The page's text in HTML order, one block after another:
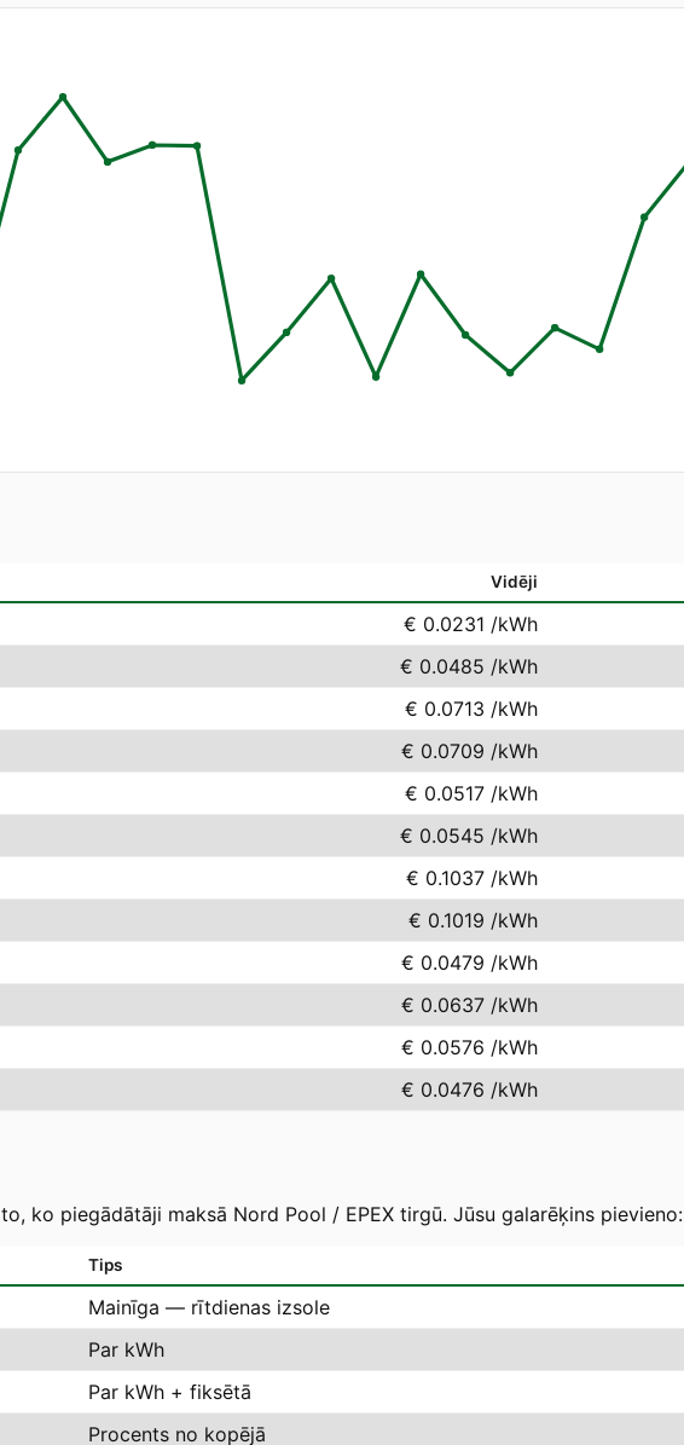
Vidēji
€ 0.0231 /kWh
€ 0.0485 /kWh
€ 0.0713 /kWh
€ 0.0709 /kWh
€ 0.0517 /kWh
€ 0.0545 /kWh
€ 0.1037 /kWh
€ 0.1019 /kWh
€ 0.0479 /kWh
€ 0.0637 /kWh
€ 0.0576 /kWh
€ 0.0476 /kWh
ko piegādātāji maksā Nord Pool / EPEX tirgū. Jūsu galarēķins pievieno:
Tips
Mainīga — rītdienas izsole
Par kWh
Par kWh + fiksētā
Procents no kopējā